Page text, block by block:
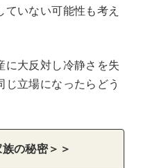
いない可能性も考え
に大反対し冷静さを失
立場になったらどう
の秘密＞＞